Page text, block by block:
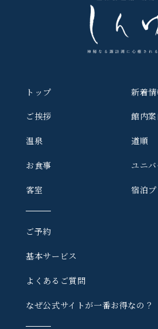
トップ
ご挨拶
温泉
お食事
客室
新着
館内
道順
ユニ
宿泊
ご予約
基本サービス
よくあるご質問
なぜ公式サイトが一番お得なの？